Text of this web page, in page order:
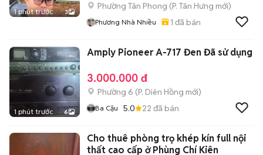
1 phút trước 3
Phường Tân Phong (P. Tân Hưng mới)
Phương Nhà Nhiều 1 đã bán
1 phút trước 6
Amply Pioneer A-717 Đen Đã sử dụng
3.000.000 đ
Phường 6 (P. Diên Hồng mới)
Ba Cậu 5.0 22 đã bán
Cho thuê phòng trọ khép kín full nội
thất cao cấp ở Phùng Chí Kiên